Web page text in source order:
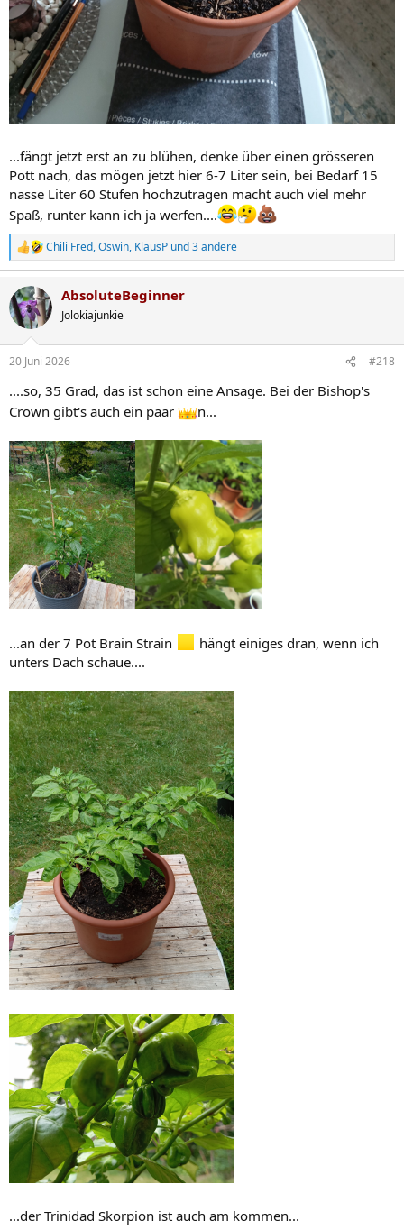
...fängt jetzt erst an zu blühen, denke über einen grösseren
Pott nach, das mögen jetzt hier 6-7 Liter sein, bei Bedarf 15
nasse Liter 60 Stufen hochzutragen macht auch viel mehr
Spaß, runter kann ich ja werfen....
R
e
k
t
i
n
e
:
Chili Fred,Oswin, KlausP und 3 andere
AbsoluteBeginner
Jolokiajunkie
20 Juni 2026 #218
....so, 35 Grad, das ist schon eine Ansage. Bei der Bishop's
Crown gibt's auch ein paar
n...
...an der 7 Pot Brain Strain
hängt einiges dran, wenn ich
unters Dach schaue....
...der Trinidad Skorpion ist auch am kommen...